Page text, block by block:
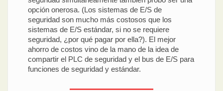
opción onerosa. (Los sistemas de E/S de
seguridad son mucho más costosos que los
sistemas de E/S estándar, si no se requiere
seguridad, ¿por qué pagar por ella?). El mejor
ahorro de costos vino de la mano de la idea de
compartir el PLC de seguridad y el bus de E/S para
funciones de seguridad y estándar.